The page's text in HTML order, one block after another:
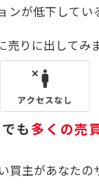
ンが低下してい
売りに出してみ
も多くの売
買主があなたの